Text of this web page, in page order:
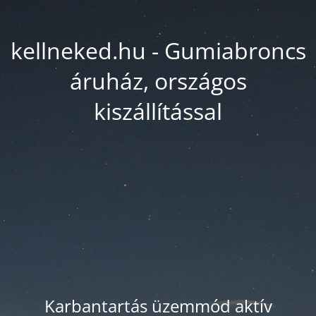
kellneked.hu - Gumiabroncs
áruház, országos
kiszállítással
Karbantartás üzemmód aktív